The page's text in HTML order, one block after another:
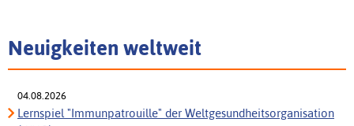
Neuigkeiten weltweit
04.08.2026
Lernspiel "Immunpatrouille" der Weltgesundheitsorganisation